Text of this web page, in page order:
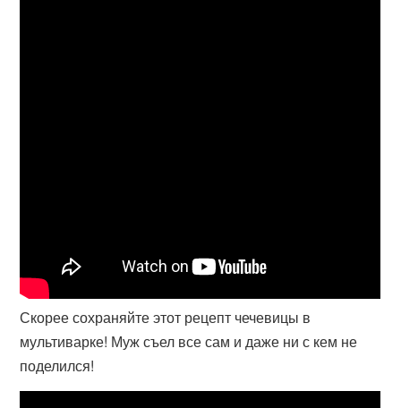
Скорее сохраняйте этот рецепт чечевицы в
мультиварке! Муж съел все сам и даже ни с кем не
поделился!